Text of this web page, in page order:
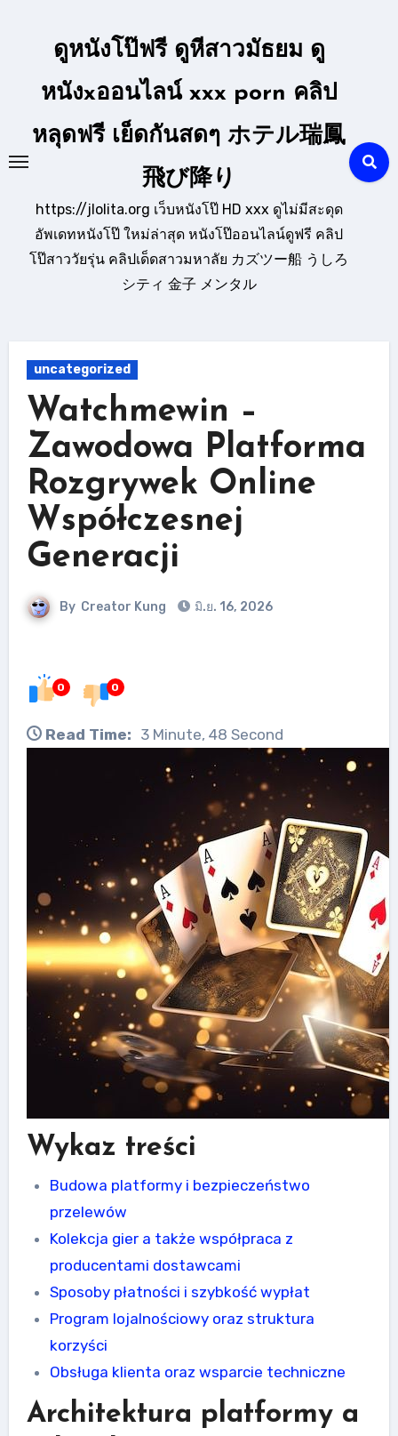
ดูหนังโป๊ฟรี ดูหีสาวมัธยม ดู
หนังxออนไลน์ xxx porn คลิป
หลุดฟรี เย็ดกันสดๆ ホテル瑞鳳
飛び降り
https://jlolita.org เว็บหนังโป๊ HD xxx ดูไม่มีสะดุด
อัพเดทหนังโป๊ ใหม่ล่าสุด หนังโป๊ออนไลน์ดูฟรี คลิป
โป๊สาววัยรุ่น คลิปเด็ดสาวมหาลัย カズツー船 うしろ
シティ 金子 メンタル
uncategorized
Watchmewin –
Zawodowa Platforma
Rozgrywek Online
Współczesnej
Generacji
By Creator Kung มิ.ย. 16, 2026
0 0
Read Time: 3 Minute, 48 Second
Wykaz treści
Budowa platformy i bezpieczeństwo
przelewów
Kolekcja gier a także współpraca z
producentami dostawcami
Sposoby płatności i szybkość wypłat
Program lojalnościowy oraz struktura
korzyści
Obsługa klienta oraz wsparcie techniczne
Architektura platformy a